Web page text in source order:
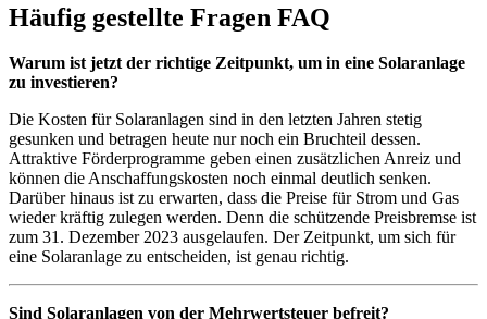
Häufig gestellte Fragen FAQ
Warum ist jetzt der richtige Zeitpunkt, um in eine Solaranlage
zu investieren?
Die Kosten für Solaranlagen sind in den letzten Jahren stetig
gesunken und betragen heute nur noch ein Bruchteil dessen.
Attraktive Förderprogramme geben einen zusätzlichen Anreiz und
können die Anschaffungskosten noch einmal deutlich senken.
Darüber hinaus ist zu erwarten, dass die Preise für Strom und Gas
wieder kräftig zulegen werden. Denn die schützende Preisbremse ist
zum 31. Dezember 2023 ausgelaufen. Der Zeitpunkt, um sich für
eine Solaranlage zu entscheiden, ist genau richtig.
Sind Solaranlagen von der Mehrwertsteuer befreit?